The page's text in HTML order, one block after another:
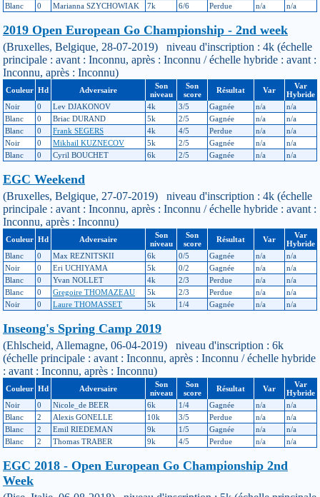
Blanc
0 Marianna SZYCHOWIAK 7k 6/6 Perdue n/a n/a
2019 Open European Go Championship - 2nd week
(Bruxelles, Belgique, 28-07-2019) niveau d'inscription : 4k (échelle
principale : avant : Inconnu, après : Inconnu / échelle hybride : avant :
Inconnu, après : Inconnu)
Couleur Hd Adversaire
Son
niveau
Son
score
Résultat Var
Var
Hybride
Noir
0 Lev DJAKONOV 4k 3/5 Gagnée n/a
n/a
Blanc
0 Briac DURAND 5k 2/5 Gagnée n/a
n/a
Blanc
0 Frank SEGERS 4k 4/5 Perdue n/a
n/a
Noir
0 Mikhail KUZNECOV 5k 2/5 Gagnée n/a
n/a
Blanc
0 Cyril BOUCHET 6k 2/5 Gagnée n/a n/a
EGC Weekend
(Bruxelles, Belgique, 27-07-2019) niveau d'inscription : 4k (échelle
principale : avant : Inconnu, après : Inconnu / échelle hybride : avant :
Inconnu, après : Inconnu)
Couleur Hd Adversaire
Son
niveau
Son
score
Résultat Var
Var
Hybride
Blanc
0 Max REZNITSKII 6k 0/5 Gagnée n/a
n/a
Noir
0 Eri UCHIYAMA 5k 0/2 Gagnée n/a
n/a
Blanc
0 Yvan NOLLET 4k 2/3 Perdue n/a
n/a
Blanc
0 Gregoire THOMAZEAU 5k 2/3 Perdue n/a
n/a
Noir
0 Laure THOMASSET 5k 1/4 Gagnée n/a n/a
Inseong's Spring Camp 2019
(Ehlscheid, Allemagne, 06-04-2019) niveau d'inscription : 6k
(échelle principale : avant : Inconnu, après : Inconnu / échelle hybride
: avant : Inconnu, après : Inconnu)
Couleur Hd Adversaire
Son
niveau
Son
score
Résultat Var
Var
Hybride
Noir
0 Nicole_de BEER 6k 1/4 Gagnée n/a
n/a
Blanc
2 Alexis GONELLE 10k 3/5 Perdue n/a
n/a
Blanc
2 Emil RIEDEMAN 9k 1/5 Gagnée n/a
n/a
Blanc
2 Thomas TRABER 9k 4/5 Perdue n/a n/a
EGC 2018 - Open European Go Championship 2nd
Week